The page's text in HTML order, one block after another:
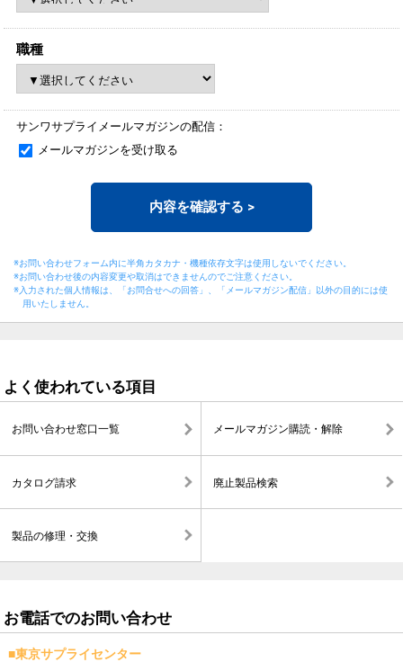
職種
サンワサプライメールマガジンの配信：
メールマガジンを受け取る
内容を確認する >
※お問い合わせフォーム内に半角カタカナ・機種依存文字は使用しないでください。
※お問い合わせ後の内容変更や取消はできませんのでご注意ください。
※入力された個人情報は、「お問合せへの回答」、「メールマガジン配信」以外の目的には使
用いたしません。
よく使われている項目
お問い合わせ窓口一覧 メールマガジン購読・解除
カタログ請求 廃止製品検索
製品の修理・交換
お電話でのお問い合わせ
■東京サプライセンター